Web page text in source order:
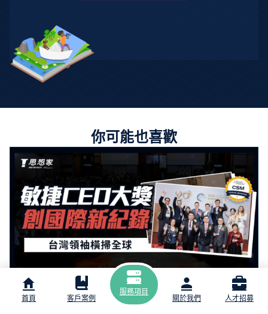
你可能也喜歡
最新消息 2025-08-20
首頁 客戶案例
服務項目
關於我們 人才招募